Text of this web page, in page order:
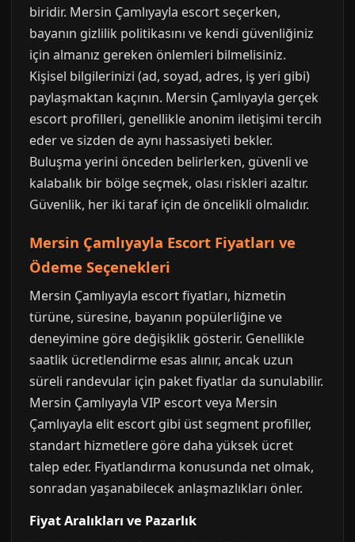
biridir. Mersin Çamlıyayla escort seçerken,
bayanın gizlilik politikasını ve kendi güvenliğiniz
için almanız gereken önlemleri bilmelisiniz.
Kişisel bilgilerinizi (ad, soyad, adres, iş yeri gibi)
paylaşmaktan kaçının. Mersin Çamlıyayla gerçek
escort profilleri, genellikle anonim iletişimi tercih
eder ve sizden de aynı hassasiyeti bekler.
Buluşma yerini önceden belirlerken, güvenli ve
kalabalık bir bölge seçmek, olası riskleri azaltır.
Güvenlik, her iki taraf için de öncelikli olmalıdır.
Mersin Çamlıyayla Escort Fiyatları ve
Ödeme Seçenekleri
Mersin Çamlıyayla escort fiyatları, hizmetin
türüne, süresine, bayanın popülerliğine ve
deneyimine göre değişiklik gösterir. Genellikle
saatlik ücretlendirme esas alınır, ancak uzun
süreli randevular için paket fiyatlar da sunulabilir.
Mersin Çamlıyayla VIP escort veya Mersin
Çamlıyayla elit escort gibi üst segment profiller,
standart hizmetlere göre daha yüksek ücret
talep eder. Fiyatlandırma konusunda net olmak,
sonradan yaşanabilecek anlaşmazlıkları önler.
Fiyat Aralıkları ve Pazarlık